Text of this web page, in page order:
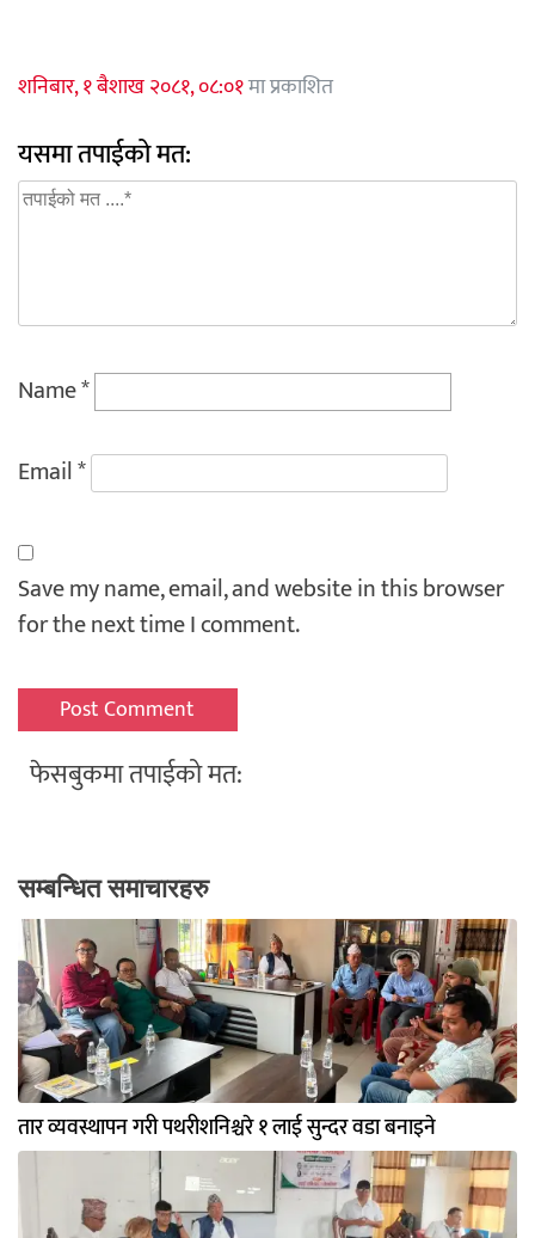
शनिबार, १ बैशाख २०८१, ०८:०१मा प्रकाशित
यसमा तपाईको मत:
Name*
Email*
Save my name, email, and website in this browser
for the next time I comment.
फेसबुकमा तपाईको मत:
सम्बन्धित समाचारहरु
तार व्यवस्थापन गरी पथरीशनिश्चरे १ लाई सुन्दर वडा बनाइने